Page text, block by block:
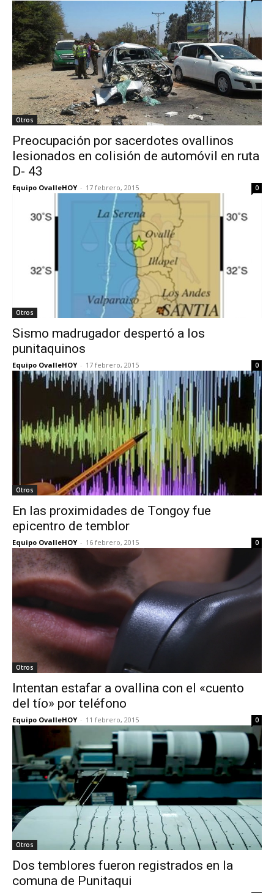
Otros
Preocupación por sacerdotes ovallinos
lesionados en colisión de automóvil en ruta
D- 43
Equipo OvalleHOY - 17 febrero, 2015 0
Otros
Sismo madrugador despertó a los
punitaquinos
Equipo OvalleHOY - 17 febrero, 2015 0
Otros
En las proximidades de Tongoy fue
epicentro de temblor
Equipo OvalleHOY - 16 febrero, 2015 0
Otros
Intentan estafar a ovallina con el «cuento
del tío» por teléfono
Equipo OvalleHOY - 11 febrero, 2015 0
Otros
Dos temblores fueron registrados en la
comuna de Punitaqui